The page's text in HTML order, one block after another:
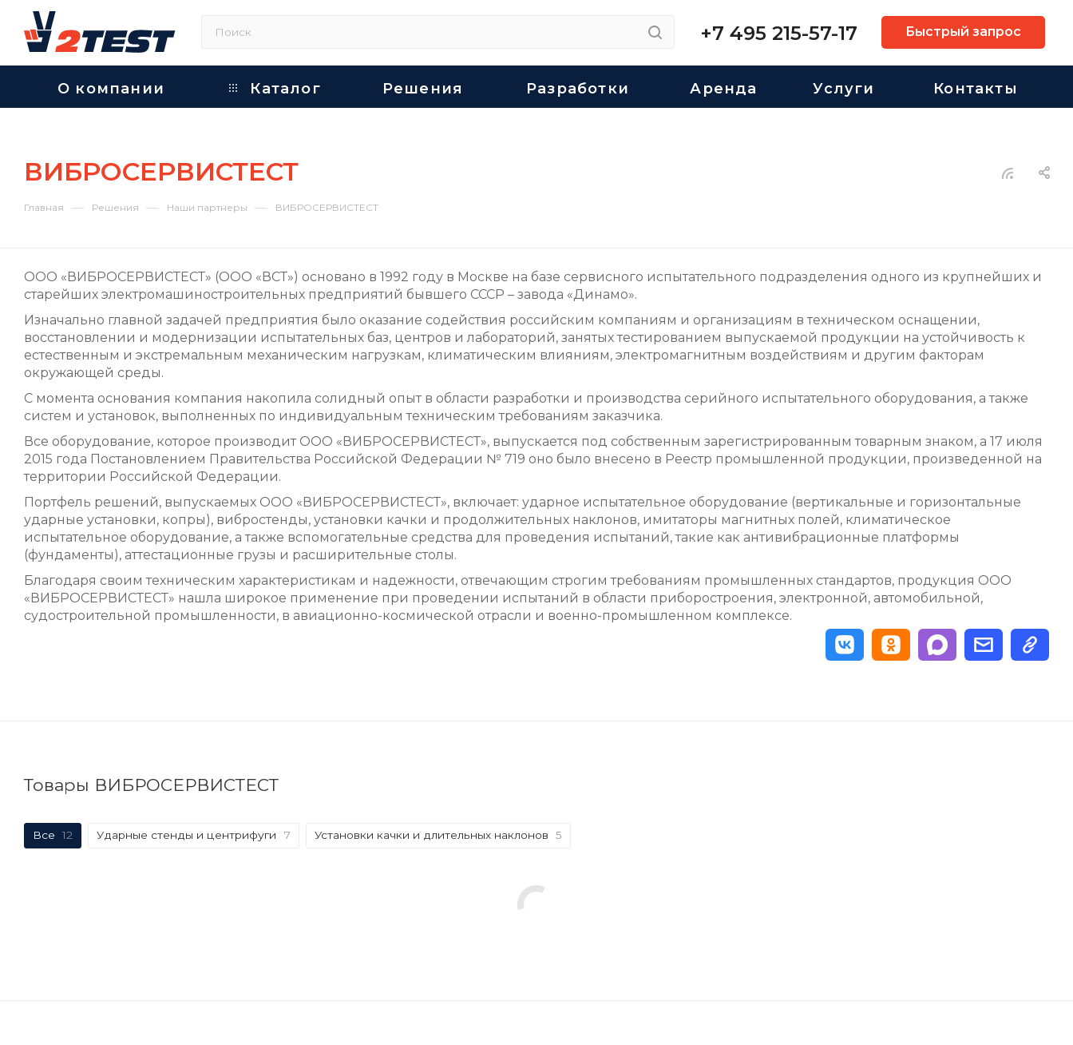
+7 495 215-57-17 Быстрый запрос
О компании Каталог Решения Разработки Аренда Услуги Контакты
ВИБРОСЕРВИСТЕСТ
Главная — Решения — Наши партнеры — ВИБРОСЕРВИСТЕСТ
ООО «ВИБРОСЕРВИСТЕСТ» (ООО «ВСТ») основано в 1992 году в Москве на базе сервисного испытательного подразделения одного из крупнейших и
старейших электромашиностроительных предприятий бывшего СССР – завода «Динамо».
Изначально главной задачей предприятия было оказание содействия российским компаниям и организациям в техническом оснащении,
восстановлении и модернизации испытательных баз, центров и лабораторий, занятых тестированием выпускаемой продукции на устойчивость к
естественным и экстремальным механическим нагрузкам, климатическим влияниям, электромагнитным воздействиям и другим факторам
окружающей среды.
С момента основания компания накопила солидный опыт в области разработки и производства серийного испытательного оборудования, а также
систем и установок, выполненных по индивидуальным техническим требованиям заказчика.
Все оборудование, которое производит ООО «ВИБРОСЕРВИСТЕСТ», выпускается под собственным зарегистрированным товарным знаком, а 17 июля
2015 года Постановлением Правительства Российской Федерации № 719 оно было внесено в Реестр промышленной продукции, произведенной на
территории Российской Федерации.
Портфель решений, выпускаемых ООО «ВИБРОСЕРВИСТЕСТ», включает: ударное испытательное оборудование (вертикальные и горизонтальные
ударные установки, копры), вибростенды, установки качки и продолжительных наклонов, имитаторы магнитных полей, климатическое
испытательное оборудование, а также вспомогательные средства для проведения испытаний, такие как антивибрационные платформы
(фундаменты), аттестационные грузы и расширительные столы.
Благодаря своим техническим характеристикам и надежности, отвечающим строгим требованиям промышленных стандартов, продукция ООО
«ВИБРОСЕРВИСТЕСТ» нашла широкое применение при проведении испытаний в области приборостроения, электронной, автомобильной,
судостроительной промышленности, в авиационно-космической отрасли и военно-промышленном комплексе.
Товары ВИБРОСЕРВИСТЕСТ
Все 12 Ударные стенды и центрифуги 7 Установки качки и длительных наклонов 5